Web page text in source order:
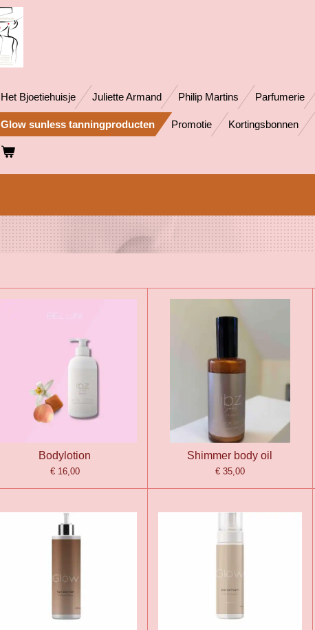
Het Bjoetiehuisje Juliette Armand Philip Martins Parfumerie
Glow sunless tanningproducten Promotie Kortingsbonnen
Bodylotion
€ 16,00
Shimmer body oil
€ 35,00